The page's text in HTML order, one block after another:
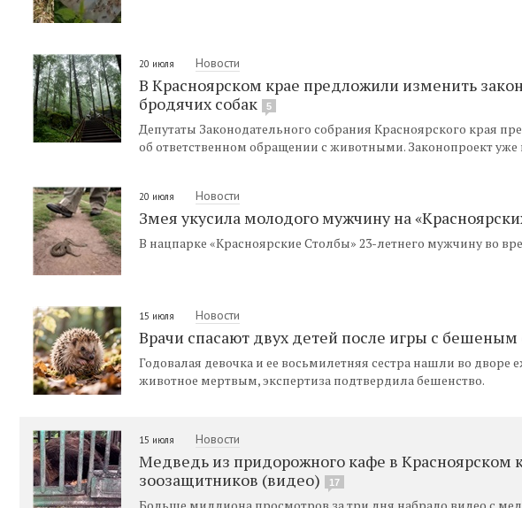
20 июля Новости
В Красноярском крае предложили изменить
бродячих собак
5
Депутаты Законодательного собрания Красноярского края
об ответственном обращении с животными. Законопроект уже
20 июля Новости
Змея укусила молодого мужчину на
В нацпарке «Красноярские Столбы» 23-летнего мужчину во
15 июля Новости
Врачи спасают двух детей после игры с бешеным
Годовалая девочка и ее восьмилетняя сестра нашли во дворе
животное мертвым, экспертиза подтвердила бешенство.
15 июля Новости
Медведь из придорожного кафе в Красноярском
зоозащитников (видео)
17
Больше миллиона просмотров за три дня набрало видео с